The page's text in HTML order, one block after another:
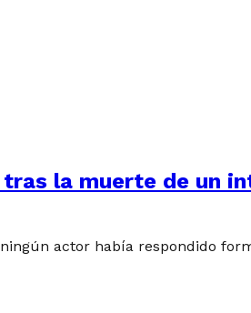
la muerte de un
actor había respondido